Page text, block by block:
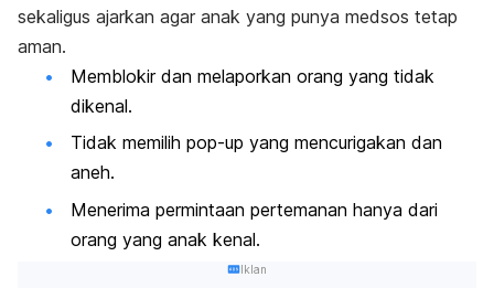
sekaligus ajarkan agar anak yang punya medsos tetap
aman.
Memblokir dan melaporkan orang yang tidak
dikenal.
Tidak memilih pop-up yang mencurigakan dan
aneh.
Menerima permintaan pertemanan hanya dari
orang yang anak kenal.
Iklan